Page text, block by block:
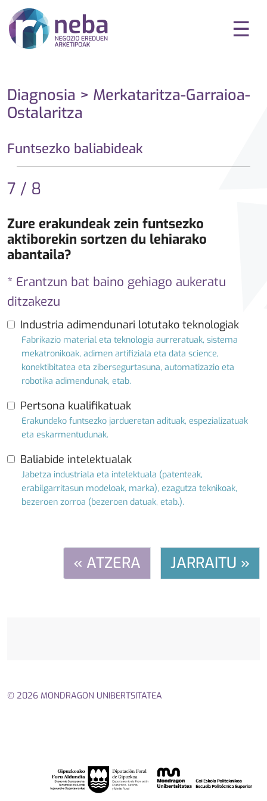
☰
Diagnosia > Merkataritza-Garraioa-
Ostalaritza
Funtsezko baliabideak
7 / 8
Zure erakundeak zein funtsezko
aktiborekin sortzen du lehiarako
abantaila?
* Erantzun bat baino gehiago aukeratu
ditzakezu
Industria adimendunari lotutako teknologiak
Fabrikazio material eta teknologia aurreratuak, sistema
mekatronikoak, adimen artifiziala eta data science,
konektibitatea eta zibersegurtasuna, automatizazio eta
robotika adimendunak, etab.
Pertsona kualifikatuak
Erakundeko funtsezko jardueretan adituak, espezializatuak
eta eskarmentudunak.
Baliabide intelektualak
Jabetza industriala eta intelektuala (patenteak,
erabilgarritasun modeloak, marka), ezagutza teknikoak,
bezeroen zorroa (bezeroen datuak, etab.).
« ATZERA JARRAITU »
© 2026 MONDRAGON UNIBERTSITATEA